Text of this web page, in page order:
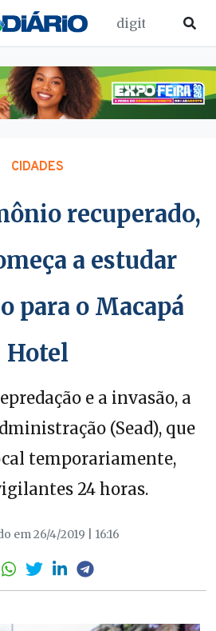
CIDADES
recuperado,
a estudar
para o Macapá
Hotel
e a invasão, a
(Sead), que
temporariamente,
24 horas.
em 26/4/2019 | 16:16